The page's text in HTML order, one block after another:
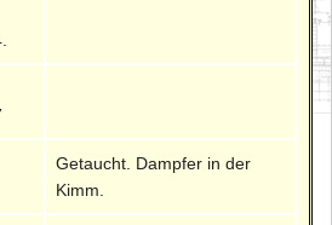
Getaucht. Dampfer in der
Kimm.